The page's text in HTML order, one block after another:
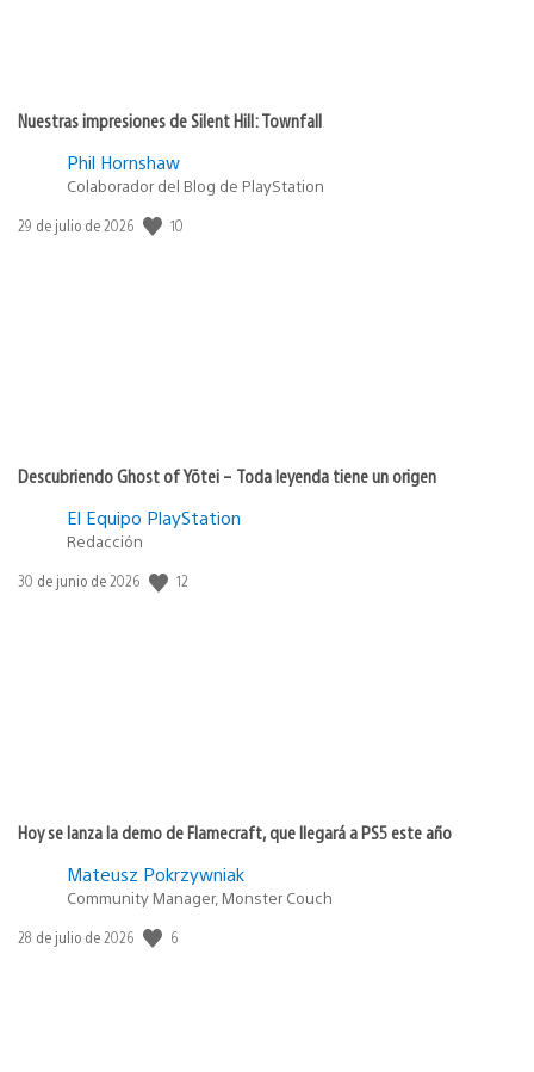
Nuestras impresiones de Silent Hill: Townfall
Phil Hornshaw
Colaborador del Blog de PlayStation
Fecha
29 de julio de 2026 10
Descubriendo Ghost of Yōtei – Toda leyenda tiene un origen
El Equipo PlayStation
Redacción
Fecha
30 de junio de 2026 12
Hoy se lanza la demo de Flamecraft, que llegará a PS5 este año
Mateusz Pokrzywniak
Community Manager, Monster Couch
Fecha
28 de julio de 2026 6